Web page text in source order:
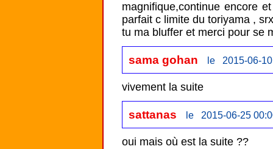
magnifique,continue encore
parfait c limite du toriyama ,
sama gohan le 2015-06-
sattanas le 2015-06-25
oui mais où est la suite ??